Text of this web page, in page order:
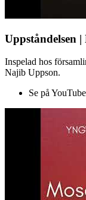
Uppståndelsen
Inspelad hos
Najib Uppson.
Se på YouTube